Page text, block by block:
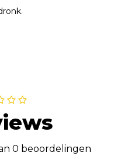
0 beoordelingen